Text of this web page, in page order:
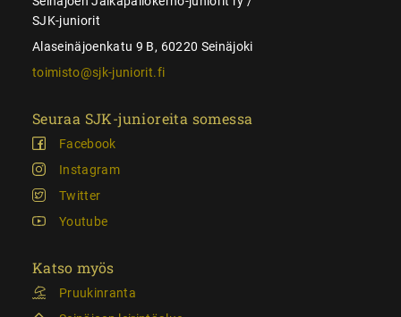
SJK-juniorit
Alaseinäjoenkatu 9 B, 60220 Seinäjoki
toimisto@sjk-juniorit.fi
Seuraa SJK-junioreita somessa
Facebook
Instagram
Twitter
Youtube
Katso myös
Pruukinranta